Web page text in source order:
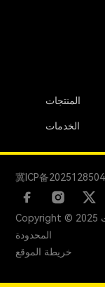
المنتجات
الخدمات
冀ICP备
Copyright © 2025 شركة خبى شيتشنغ لصناعة المضخات
المحدودة
خريطة الموقع